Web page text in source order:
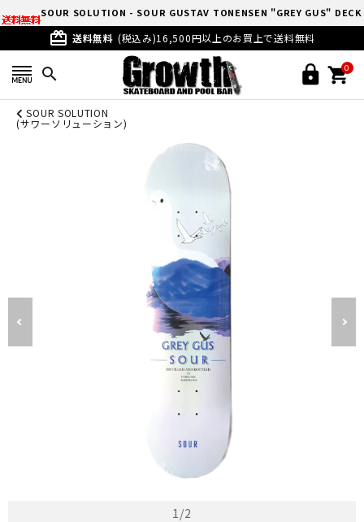
SOUR SOLUTION - SOUR GUSTAV TONENSEN "GREY GUS" DECK
(8)
card_giftcard 送料無料 (税込み)16,500円以上のお買上で送料無料
search 0
SOUR SOLUTION
(サワーソリューション)
1/2